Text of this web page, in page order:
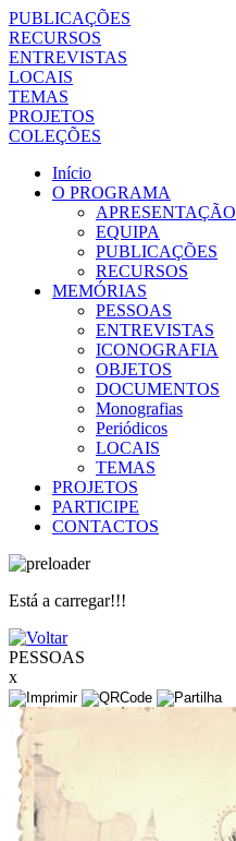
PUBLICAÇÕES
RECURSOS
ENTREVISTAS
LOCAIS
TEMAS
PROJETOS
COLEÇÕES
Início
O PROGRAMA
APRESENTAÇÃO
EQUIPA
PUBLICAÇÕES
RECURSOS
MEMÓRIAS
PESSOAS
ENTREVISTAS
ICONOGRAFIA
OBJETOS
DOCUMENTOS
Monografias
Periódicos
LOCAIS
TEMAS
PROJETOS
PARTICIPE
CONTACTOS
Está a carregar!!!
PESSOAS
x